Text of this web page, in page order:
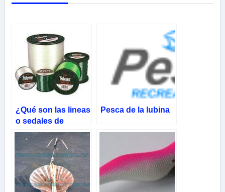
¿Qué son las lineas
o sedales de
pesca?
Pesca de la lubina